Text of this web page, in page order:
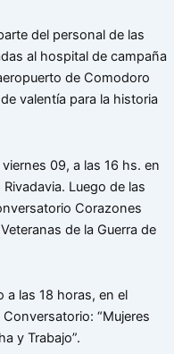
del personal de las
al hospital de campaña
de Comodoro
valentía para la historia
09, a las 16 hs. en
Luego de las
Corazones
de la Guerra de
a las 18 horas, en el
“Mujeres
y Trabajo”.